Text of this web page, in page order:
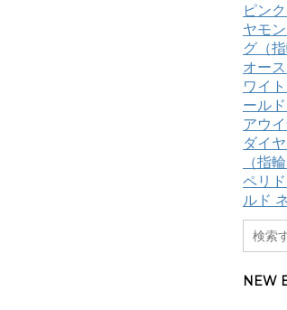
ー
ピン
ヤモ
グ（指
オー
ワイ
ール
アウ
ダイ
（指輪
ペリ
ルド
NEW